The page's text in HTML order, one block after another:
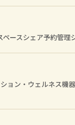
ペースシェア予約管理
ョン・ウェルネス機器